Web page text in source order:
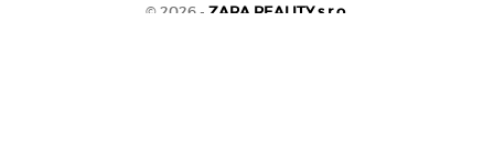
© 2026 - ZARA REALITY s.r.o.